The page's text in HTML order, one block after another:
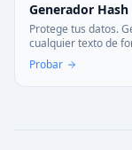
Generador Hash
Protege tus datos.
cualquier texto de
integridad sin riesgos.
Probar